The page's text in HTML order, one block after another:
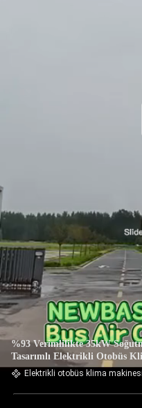
%93 Verimlilikte 35kW
Tasarımlı Elektrikli Otobüs
Elektrikli otobüs klima makinesi